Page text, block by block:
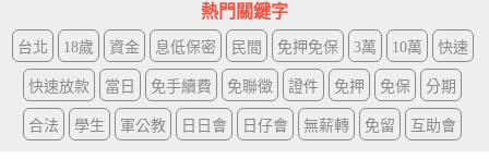
熱門關鍵字
台北 18歲 資金 息低保密 民間 免押免保 3萬 10萬 快速
快速放款 當日 免手續費 免聯徵 證件 免押 免保 分期
合法 學生 軍公教 日日會 日仔會 無薪轉 免留 互助會